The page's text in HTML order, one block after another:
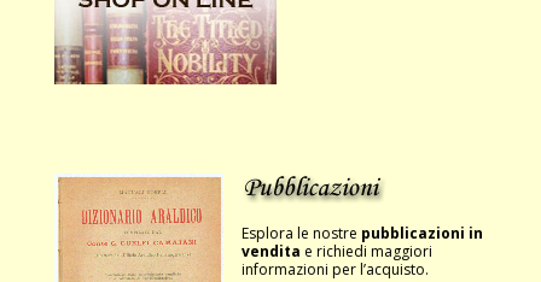
Esplora le nostre pubblicazioni in
vendita e richiedi maggiori
informazioni per l’acquisto.